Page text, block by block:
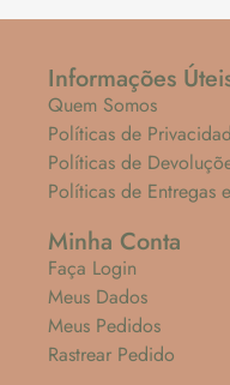
Informações
Quem Somos
Políticas de
Políticas de
Políticas de Entregas
Minha Conta
Faça Login
Meus Dados
Meus Pedidos
Rastrear Pedido